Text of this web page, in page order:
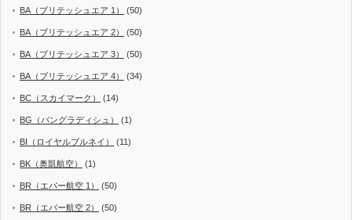
BA（ブリテッシュエア 1） (50)
BA（ブリテッシュエア 2） (50)
BA（ブリテッシュエア 3） (50)
BA（ブリテッシュエア 4） (34)
BC（スカイマーク） (14)
BG（バングラディシュ） (1)
BI（ロイヤルブルネイ） (11)
BK（奥凱航空） (1)
BR（エバー航空 1） (50)
BR（エバー航空 2） (50)